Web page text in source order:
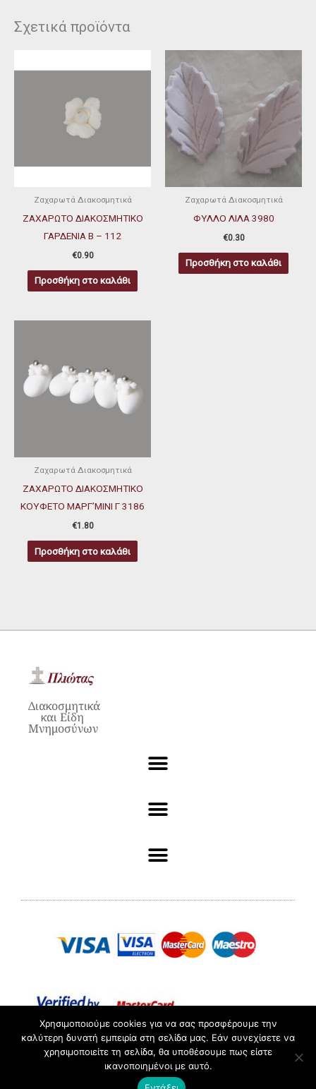
Σχετικά προϊόντα
Ζαχαρωτά Διακοσμητικά
ΖΑΧΑΡΩΤΟ ΔΙΑΚΟΣΜΗΤΙΚΟ
ΓΑΡΔΕΝΙΑ Β – 112
€0.90
Προσθήκη στο καλάθι
Ζαχαρωτά Διακοσμητικά
ΦΥΛΛΟ ΛΙΛΑ 3980
€0.30
Προσθήκη στο καλάθι
Ζαχαρωτά Διακοσμητικά
ΖΑΧΑΡΩΤΟ ΔΙΑΚΟΣΜΗΤΙΚΟ
ΚΟΥΦΕΤΟ ΜΑΡΓ’ΜΙΝΙ Γ 3186
€1.80
Προσθήκη στο καλάθι
Διακοσμητικά
και Είδη
Μνημοσύνων
ΑΡ. ΓΕΜΗ :098361503000 //© 2022 Pliotas // All rights
Reserved.
Χρησιμοποιούμε cookies για να σας προσφέρουμε την
καλύτερη δυνατή εμπειρία στη σελίδα μας. Εάν συνεχίσετε να
χρησιμοποιείτε τη σελίδα, θα υποθέσουμε πως είστε
ικανοποιημένοι με αυτό.